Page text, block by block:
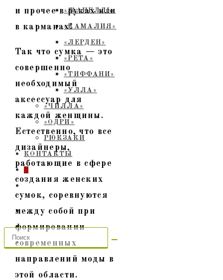
«ЖАНЕЛЛЬ»
«КАМАЛИЯ»
«ЛЕРДЕН»
«РЕТА»
«ТИФФАНИ»
«УЛЛА»
«ЧИЛЛА»
«ОДРИ»
РЮКЗАКИ
КОНТАКТЫ
0
ПЕРЕКЛЮЧИТЬ
ПОИСК
ПО
САЙТУ
и прочее в руках или
в карманах!
Так что сумка — это
совершенно
необходимый
аксессуар для
каждой женщины.
Естественно, что все
дизайнеры,
работающие в сфере
создания женских
сумок, соревнуются
между собой при
формировании
современных
направлений моды в
этой области.